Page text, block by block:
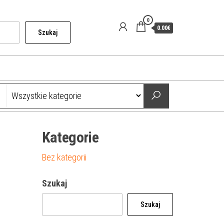
Szukaj
0
0.00€
Kategorie
Bez kategorii
Szukaj
Szukaj